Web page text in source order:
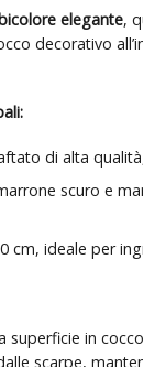
elegante,
decorativo
di alta
scuro e
cm, ideale per
superficie in
scarpe,